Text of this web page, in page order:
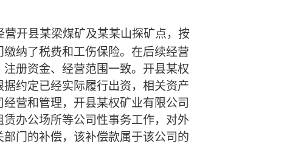
开县某梁煤矿及某某山探矿点，按
纳了税费和工伤保险。在后续经营
册资金、经营范围一致。开县某权
约定已经实际履行出资，相关资产
营和管理，开县某权矿业有限公司
办公场所等公司性事务工作，对外
门的补偿，该补偿款属于该公司的